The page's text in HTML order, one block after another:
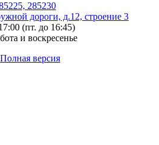
285230
дороги, д.12, строение 3
(пт. до 16:45)
и воскресенье
Полная версия